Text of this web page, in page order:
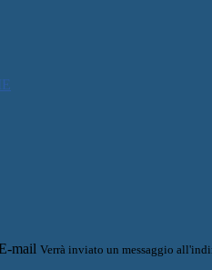
mail Verrà inviato un messaggio